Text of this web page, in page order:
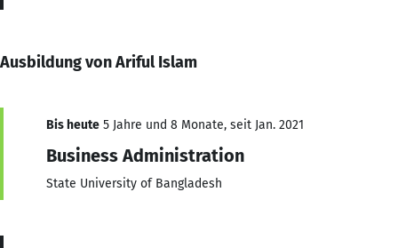
Ausbildung von Ariful Islam
Bis heute 5 Jahre und 8 Monate, seit Jan. 2021
Business Administration
State University of Bangladesh